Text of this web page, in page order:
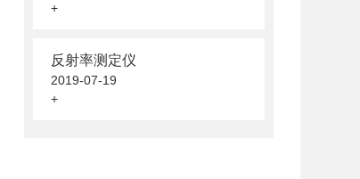
+
反射率测定仪
2019-07-19
+